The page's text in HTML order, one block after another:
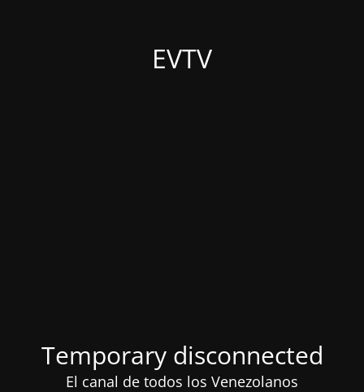
EVTV
Temporary disconnected
El canal de todos los Venezolanos